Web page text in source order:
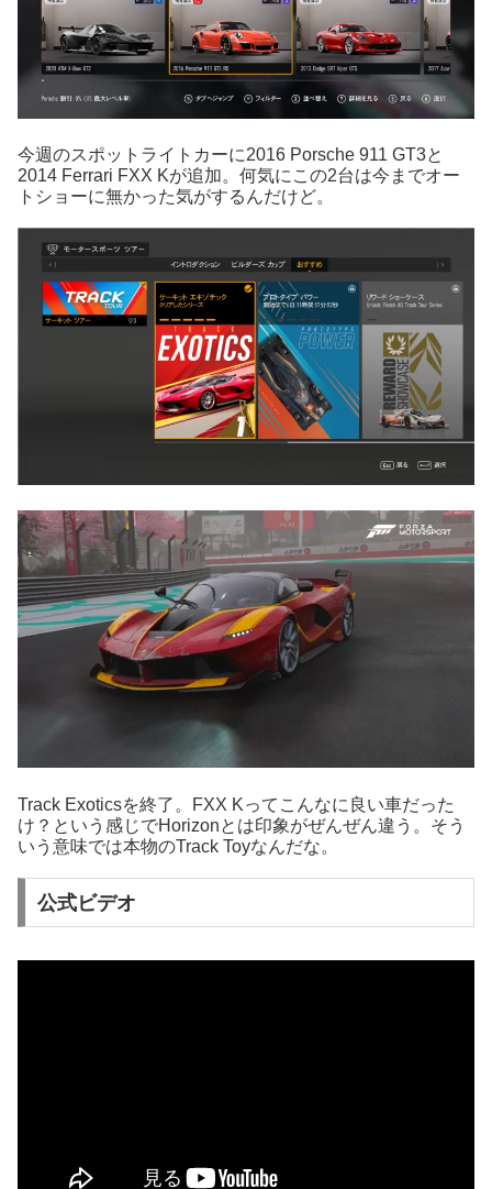
今週のスポットライトカーに2016 Porsche 911 GT3と
2014 Ferrari FXX Kが追加。何気にこの2台は今までオー
トショーに無かった気がするんだけど。
Track Exoticsを終了。FXX Kってこんなに良い車だった
け？という感じでHorizonとは印象がぜんぜん違う。そう
いう意味では本物のTrack Toyなんだな。
公式ビデオ